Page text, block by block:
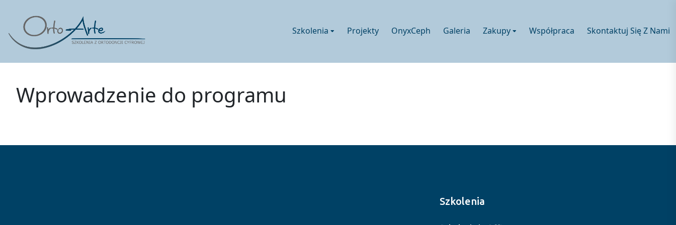
content
Szkolenia Projekty OnyxCeph Galeria Zakupy Współpraca Skontaktuj Się Z Nami
Wprowadzenie do programu
Szkolenia